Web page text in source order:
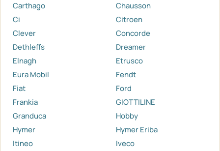
Carthago
Chausson
Ci
Citroen
Clever
Concorde
Dethleffs
Dreamer
Elnagh
Etrusco
Eura Mobil
Fendt
Fiat
Ford
Frankia
GIOTTILINE
Granduca
Hobby
Hymer
Hymer Eriba
Itineo
Iveco